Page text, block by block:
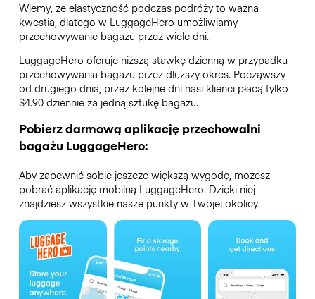
Wiemy, że elastyczność podczas podróży to ważna
kwestia, dlatego w LuggageHero umożliwiamy
przechowywanie bagażu przez wiele dni.
LuggageHero oferuje niższą stawkę dzienną w przypadku
przechowywania bagażu przez dłuższy okres. Począwszy
od drugiego dnia, przez kolejne dni nasi klienci płacą tylko
$4.90 dziennie za jedną sztukę bagażu.
Pobierz darmową aplikację przechowalni
bagażu LuggageHero:
Aby zapewnić sobie jeszcze większą wygodę, możesz
pobrać aplikację mobilną LuggageHero. Dzięki niej
znajdziesz wszystkie nasze punkty w Twojej okolicy.